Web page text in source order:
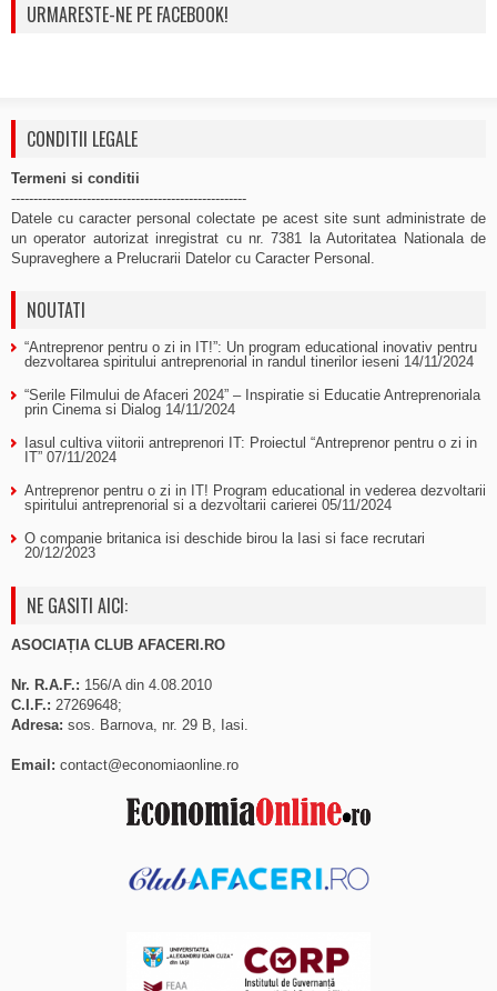
URMARESTE-NE PE FACEBOOK!
CONDITII LEGALE
Termeni si conditii
-----------------------------------------------------
Datele cu caracter personal colectate pe acest site sunt administrate de
un operator autorizat inregistrat cu nr. 7381 la Autoritatea Nationala de
Supraveghere a Prelucrarii Datelor cu Caracter Personal.
NOUTATI
“Antreprenor pentru o zi in IT!”: Un program educational inovativ pentru
dezvoltarea spiritului antreprenorial in randul tinerilor ieseni 14/11/2024
“Serile Filmului de Afaceri 2024” – Inspiratie si Educatie Antreprenoriala
prin Cinema si Dialog 14/11/2024
Iasul cultiva viitorii antreprenori IT: Proiectul “Antreprenor pentru o zi in
IT” 07/11/2024
Antreprenor pentru o zi in IT! Program educational in vederea dezvoltarii
spiritului antreprenorial si a dezvoltarii carierei 05/11/2024
O companie britanica isi deschide birou la Iasi si face recrutari
20/12/2023
NE GASITI AICI:
ASOCIAȚIA CLUB AFACERI.RO
Nr. R.A.F.: 156/A din 4.08.2010
C.I.F.: 27269648;
Adresa: sos. Barnova, nr. 29 B, Iasi.
Email: contact@economiaonline.ro